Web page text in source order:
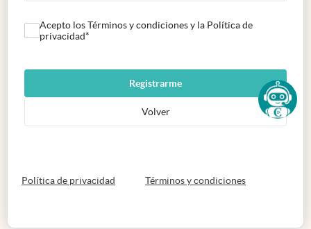
Acepto los Términos y condiciones y la Política de
privacidad*
Registrarme
Volver
Política de privacidad abre en nueva pestaña
Términos y condicionesabre en nueva